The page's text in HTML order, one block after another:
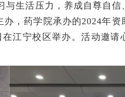
生活压力，养成自尊自信
，药学院承办的2024年资
江宁校区举办。活动邀请